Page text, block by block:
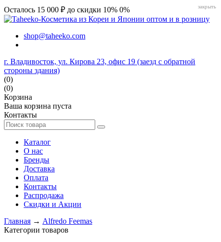
Осталось 15 000 ₽ до скидки 10% 0%
shop@taheeko.com
г. Владивосток, ул. Кирова 23, офис 19 (заезд с обратной
стороны здания)
(0)
(0)
Корзина
Ваша корзина пуста
Контакты
Каталог
О нас
Бренды
Доставка
Оплата
Контакты
Распродажа
Скидки и Акции
Главная → Alfredo Feemas
Категории товаров
закрыть